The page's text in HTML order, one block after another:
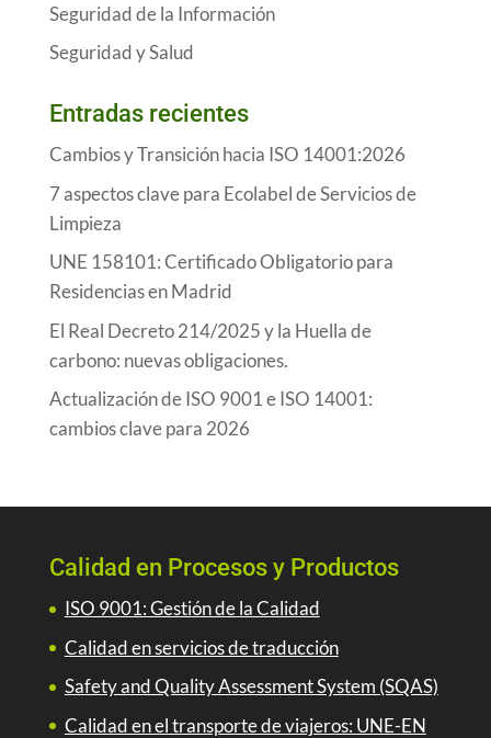
Seguridad de la Información
Seguridad y Salud
Entradas recientes
Cambios y Transición hacia ISO 14001:2026
7 aspectos clave para Ecolabel de Servicios de
Limpieza
UNE 158101: Certificado Obligatorio para
Residencias en Madrid
El Real Decreto 214/2025 y la Huella de
carbono: nuevas obligaciones.
Actualización de ISO 9001 e ISO 14001:
cambios clave para 2026
Calidad en Procesos y Productos
ISO 9001: Gestión de la Calidad
Calidad en servicios de traducción
Safety and Quality Assessment System (SQAS)
Calidad en el transporte de viajeros: UNE-EN